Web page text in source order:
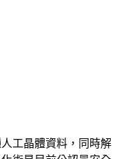
工晶體資料，同時解